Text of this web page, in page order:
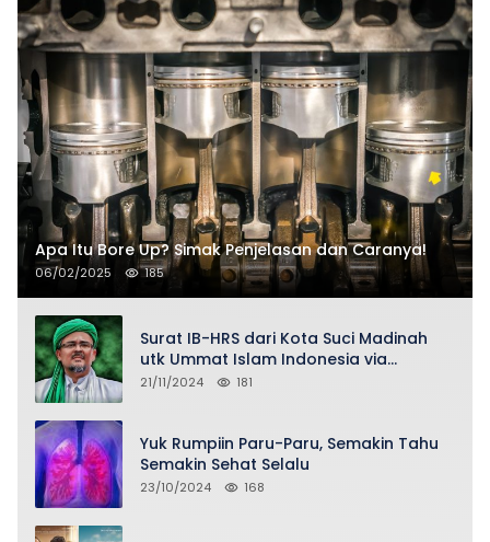
Apa Itu Bore Up? Simak Penjelasan dan Caranya!
06/02/2025 185
Surat IB-HRS dari Kota Suci Madinah
utk Ummat Islam Indonesia via
Penasihat DPP FPI Asy-Syeikh KH Buya
21/11/2024 181
Yuk Rumpiin Paru-Paru, Semakin Tahu
Semakin Sehat Selalu
23/10/2024 168